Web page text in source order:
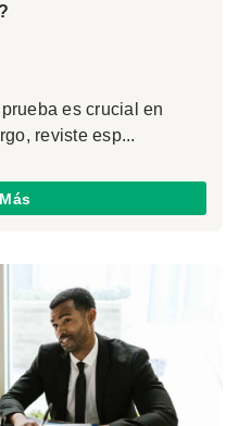
es crucial en
reviste esp...